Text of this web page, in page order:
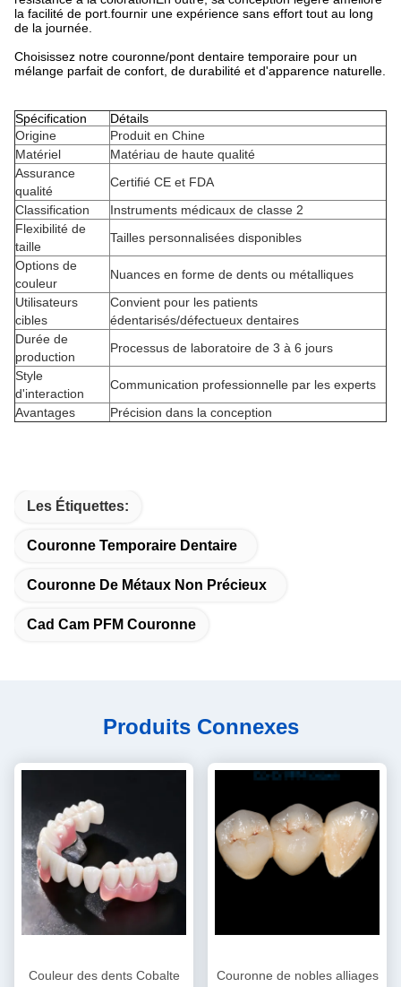
la facilité de port.fournir une expérience sans effort tout au long
de la journée.
Choisissez notre couronne/pont dentaire temporaire pour un
mélange parfait de confort, de durabilité et d'apparence naturelle.
Spécification
Détails
Origine
Produit en Chine
Matériel
Matériau de haute qualité
Assurance
qualité
Certifié CE et FDA
Classification
Instruments médicaux de classe 2
Flexibilité de
taille
Tailles personnalisées disponibles
Options de
couleur
Nuances en forme de dents ou métalliques
Utilisateurs
cibles
Convient pour les patients
édentarisés/défectueux dentaires
Durée de
production
Processus de laboratoire de 3 à 6 jours
Style
d'interaction
Communication professionnelle par les experts
Avantages
Précision dans la conception
Les Étiquettes:
Couronne Temporaire Dentaire
Couronne De Métaux Non Précieux
Cad Cam PFM Couronne
Produits Connexes
Couleur des dents Cobalte
Couronne de nobles alliages